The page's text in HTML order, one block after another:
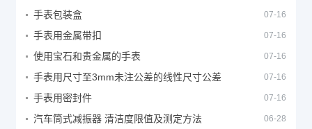
手表包装盒 07-16
手表用金属带扣 07-16
使用宝石和贵金属的手表 07-16
手表用尺寸至3mm未注公差的线性尺寸公差 07-16
手表用密封件 07-16
汽车筒式减振器 清洁度限值及测定方法 06-28